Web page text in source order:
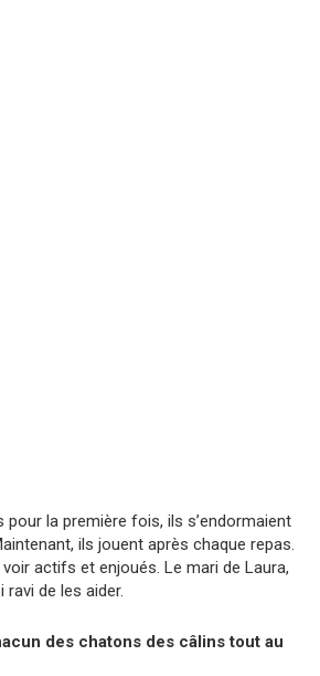
pour la première fois, ils s’endormaient
ils jouent après chaque repas.
voir actifs et enjoués. Le mari de Laura,
ravi de les aider.
des chatons des câlins tout au